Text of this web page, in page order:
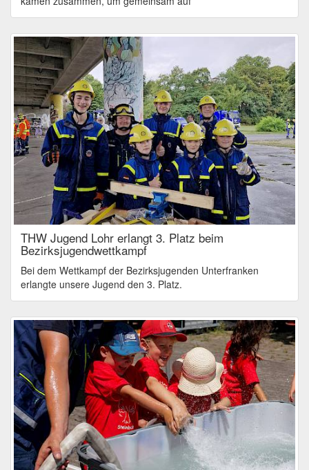
THW Jugend Lohr erlangt 3. Platz beim
Bezirksjugendwettkampf
Bei dem Wettkampf der Bezirksjugenden Unterfranken
erlangte unsere Jugend den 3. Platz.